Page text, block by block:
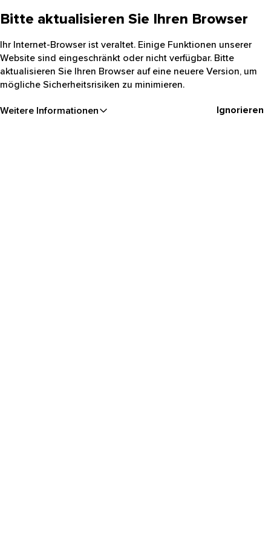
Bitte aktualisieren Sie Ihren Browser
Ihr Internet-Browser ist veraltet. Einige Funktionen unserer
Website sind eingeschränkt oder nicht verfügbar. Bitte
aktualisieren Sie Ihren Browser auf eine neuere Version, um
mögliche Sicherheitsrisiken zu minimieren.
Weitere Informationen Ignorieren